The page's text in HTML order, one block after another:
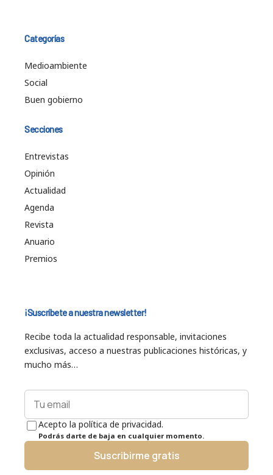
Categorías
Medioambiente
Social
Buen gobierno
Secciones
Entrevistas
Opinión
Actualidad
Agenda
Revista
Anuario
Premios
¡Suscríbete a nuestra newsletter!
Recibe toda la actualidad responsable, invitaciones
exclusivas, acceso a nuestras publicaciones históricas, y
mucho más…
Acepto la política de privacidad.
Podrás darte de baja en cualquier momento.
Suscribirme gratis